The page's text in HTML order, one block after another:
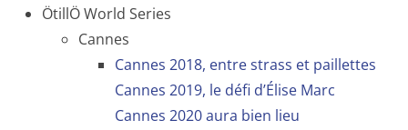
ÖtillÖ World Series
Cannes
Cannes 2018, entre strass et paillettes
Cannes 2019, le défi d’Élise Marc
Cannes 2020 aura bien lieu